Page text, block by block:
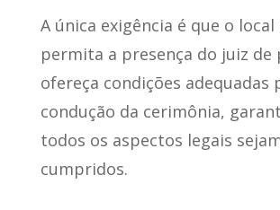
A única exigência é que o
permita a presença do juiz de
ofereça condições adequadas
condução da cerimônia,
todos os aspectos legais
cumpridos.